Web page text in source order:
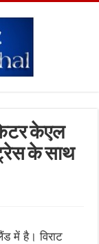
केएल
के साथ
में है। विराट